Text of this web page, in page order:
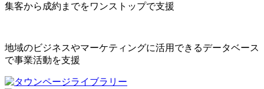
集客から成約までをワンストップで支援
地域のビジネスやマーケティングに活用できるデータベース
で事業活動を支援